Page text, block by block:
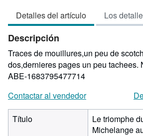
Detalles del artículo Los
Descripción
Traces de mouillures,un peu de
dos,dernieres pages un peu tachees.
ABE-1683795477714
Contactar al vendedor
Título
Le triomphe
Michelange